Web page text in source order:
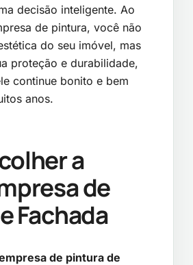
decisão inteligente. Ao
de pintura, você não
do seu imóvel, mas
proteção e durabilidade,
continue bonito e bem
anos.
a
de
Fachada
de pintura de